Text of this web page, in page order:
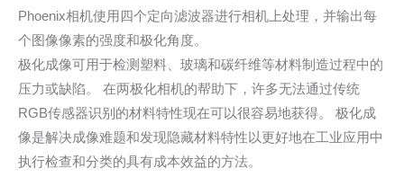
Phoenix相机使用四个定向滤波器进行相机上处理，并输出每
个图像像素的强度和极化角度。
极化成像可用于检测塑料、玻璃和碳纤维等材料制造过程中的
压力或缺陷。 在两极化相机的帮助下，许多无法通过传统
RGB传感器识别的材料特性现在可以很容易地获得。 极化成
像是解决成像难题和发现隐藏材料特性以更好地在工业应用中
执行检查和分类的具有成本效益的方法。